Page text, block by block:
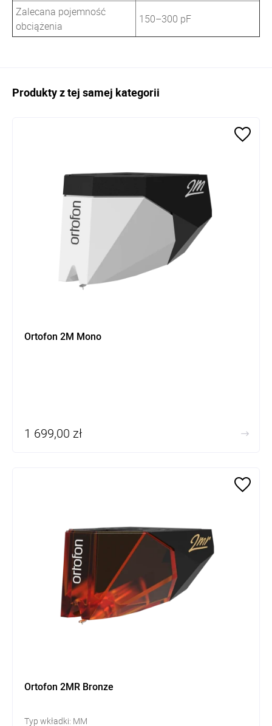
Zalecana pojemność
obciążenia
150–300 pF
Produkty z tej samej kategorii
Ortofon 2M Mono
1 699,00 zł
Ortofon 2MR Bronze
Typ wkładki: MM